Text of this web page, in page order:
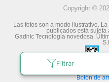
Filtrar
Copyright ©
Las fotos son a modo ilustrativo.
publicados está sujeta
Gadnic Tecnología novedosa.
Botón de